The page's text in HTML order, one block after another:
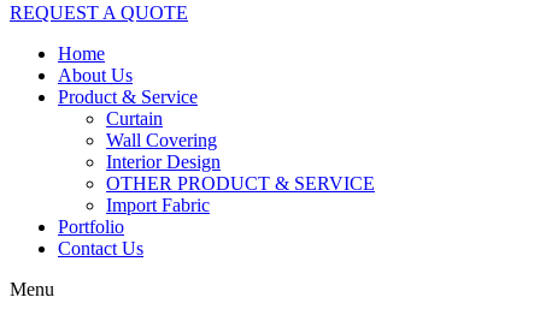
REQUEST A QUOTE
Home
About Us
Product & Service
Curtain
Wall Covering
Interior Design
OTHER PRODUCT & SERVICE
Import Fabric
Portfolio
Contact Us
Menu